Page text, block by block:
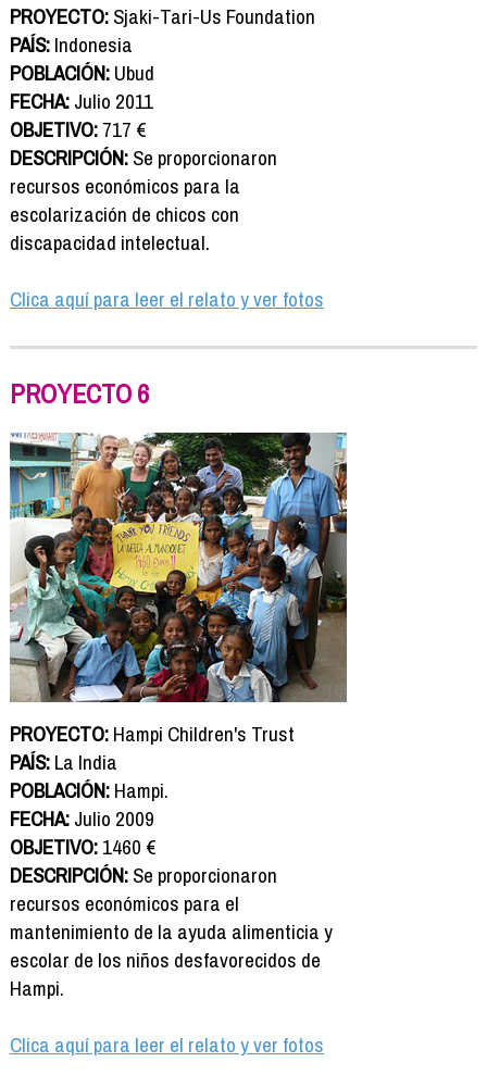
PROYECTO:Sjaki-Tari-Us Foundation
PAÍS:Indonesia
POBLACIÓN:Ubud
FECHA:Julio 2011
OBJETIVO:717 €
DESCRIPCIÓN:Se proporcionaron
recursos económicos para la
escolarización de chicos con
discapacidad intelectual.
Clica aquí para leer el relato y ver fotos
PROYECTO 6
PROYECTO:Hampi Children's Trust
PAÍS:La India
POBLACIÓN:Hampi.
FECHA:Julio 2009
OBJETIVO:1460 €
DESCRIPCIÓN:Se proporcionaron
recursos económicos para el
mantenimiento de la ayuda alimenticia y
escolar de los niños desfavorecidos de
Hampi.
Clica aquí para leer el relato y ver fotos